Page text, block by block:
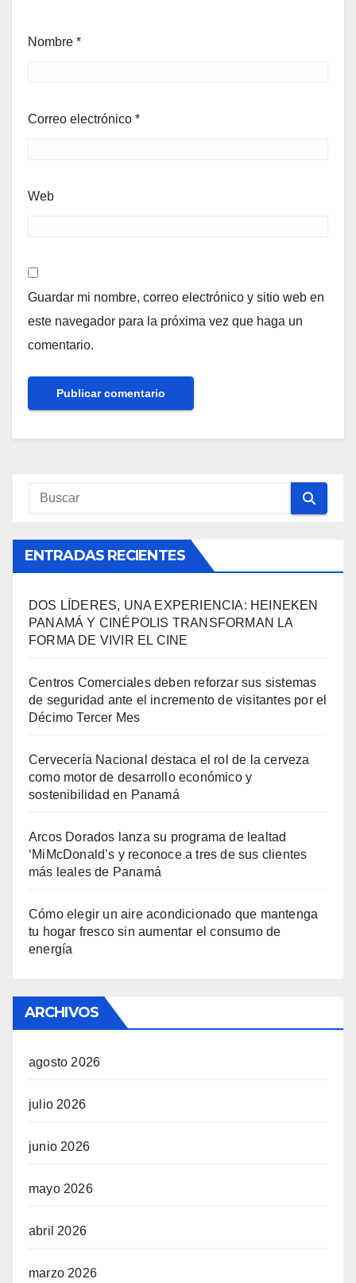
Nombre *
Correo electrónico *
Web
Guardar mi nombre, correo electrónico y sitio web en
este navegador para la próxima vez que haga un
comentario.
ENTRADAS RECIENTES
DOS LÍDERES, UNA EXPERIENCIA: HEINEKEN
PANAMÁ Y CINÉPOLIS TRANSFORMAN LA
FORMA DE VIVIR EL CINE
Centros Comerciales deben reforzar sus sistemas
de seguridad ante el incremento de visitantes por el
Décimo Tercer Mes
Cervecería Nacional destaca el rol de la cerveza
como motor de desarrollo económico y
sostenibilidad en Panamá
Arcos Dorados lanza su programa de lealtad
‘MiMcDonald’s y reconoce a tres de sus clientes
más leales de Panamá
Cómo elegir un aire acondicionado que mantenga
tu hogar fresco sin aumentar el consumo de
energía
ARCHIVOS
agosto 2026
julio 2026
junio 2026
mayo 2026
abril 2026
marzo 2026